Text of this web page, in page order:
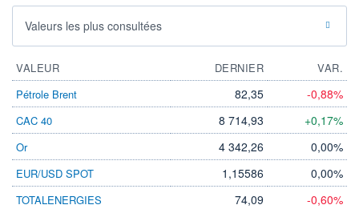
Valeurs les plus consultées
VALEUR DERNIER
VAR.
Pétrole Brent
82,35 -0,88%
CAC 40 8 714,93 +0,17%
Or 4 342,26 0,00%
EUR/USD SPOT 1,15586 0,00%
TOTALENERGIES 74,09 -0,60%